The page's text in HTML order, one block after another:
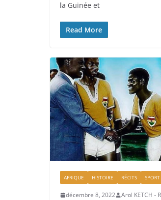
la Guinée et
Read More
AFRIQUE HISTOIRE RÉCITS SPORT
décembre 8, 2022 Arol KETCH -